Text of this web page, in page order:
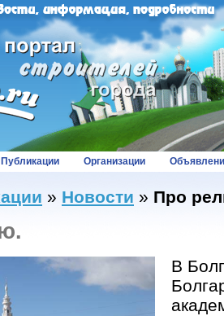
Публикации Организации
» Новости » Про
В